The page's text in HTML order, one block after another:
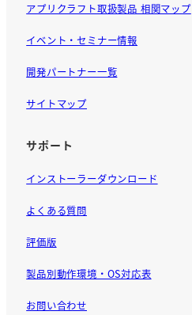
アプリクラフト取扱製品 相関マップ
イベント・セミナー情報
開発パートナー一覧
サイトマップ
サポート
インストーラーダウンロード
よくある質問
評価版
製品別動作環境・OS対応表
お問い合わせ